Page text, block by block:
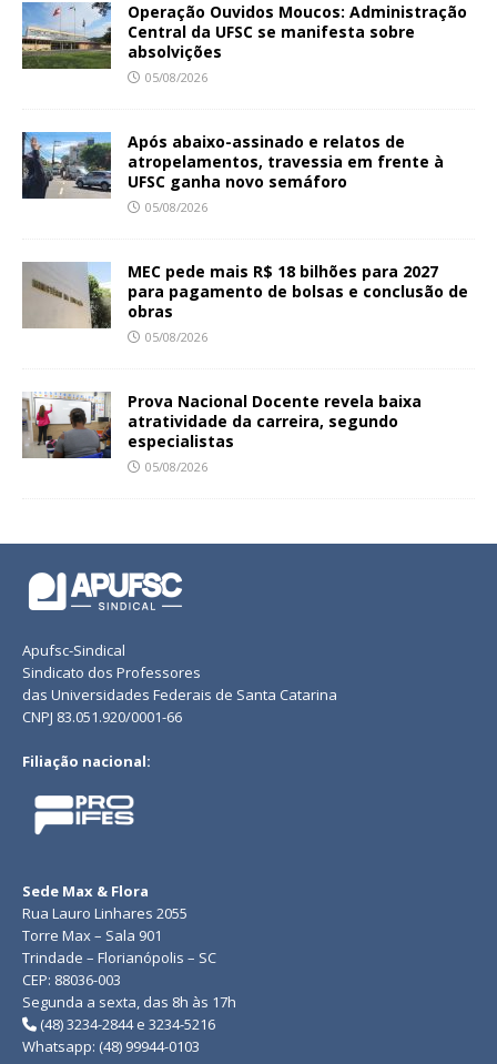
Operação Ouvidos Moucos: Administração
Central da UFSC se manifesta sobre
absolvições
05/08/2026
Após abaixo-assinado e relatos de
atropelamentos, travessia em frente à
UFSC ganha novo semáforo
05/08/2026
MEC pede mais R$ 18 bilhões para 2027
para pagamento de bolsas e conclusão de
obras
05/08/2026
Prova Nacional Docente revela baixa
atratividade da carreira, segundo
especialistas
05/08/2026
Apufsc-Sindical
Sindicato dos Professores
das Universidades Federais de Santa Catarina
CNPJ 83.051.920/0001-66
Filiação nacional:
Sede Max & Flora
Rua Lauro Linhares 2055
Torre Max – Sala 901
Trindade – Florianópolis – SC
CEP: 88036-003
Segunda a sexta, das 8h às 17h
(48) 3234-2844 e 3234-5216
Whatsapp: (48) 99944-0103